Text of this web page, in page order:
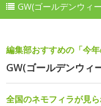
GW(ゴールデンウィ
編集部おすすめの「今
GW(ゴールデンウィ
全国のネモフィラが見